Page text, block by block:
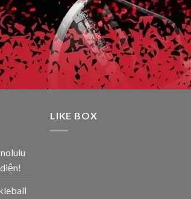
LIKE BOX